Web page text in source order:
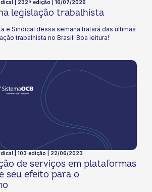
| 232ª edição | 16/07/2026
legislação trabalhista
e Sindical dessa semana tratará das últimas
trabalhista no Brasil. Boa leitura!
| 103 edição | 22/06/2023
de serviços em plataformas
seu efeito para o